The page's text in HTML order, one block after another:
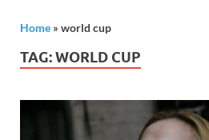
Home » world cup
TAG:WORLD CUP